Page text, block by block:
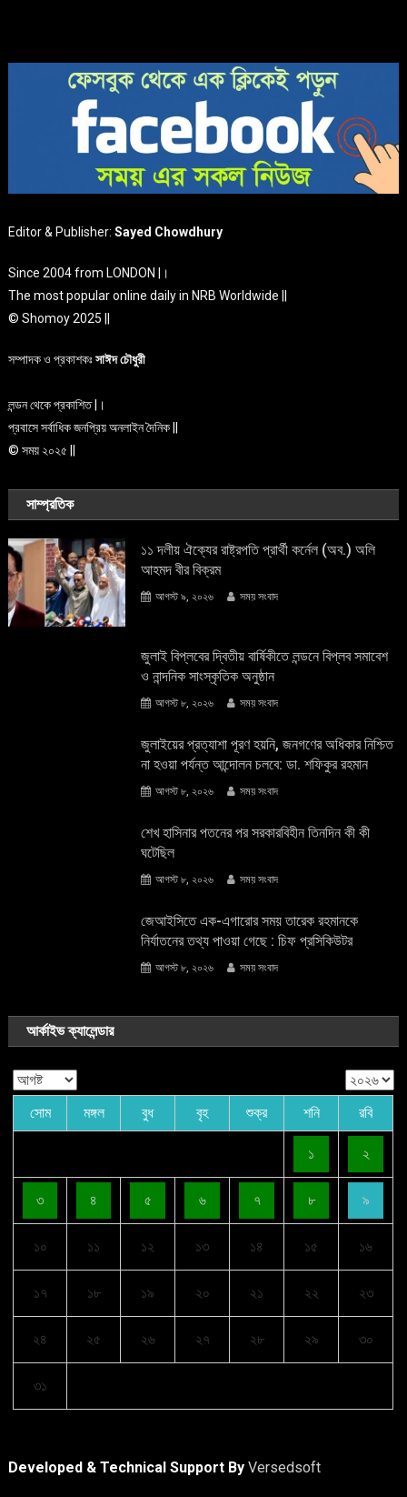
Editor & Publisher:Sayed Chowdhury
Since 2004 from LONDON |।
The most popular online daily in NRB Worldwide ||
© Shomoy 2025 ||
সম্পাদক ও প্রকাশকঃসাঈদ চৌধুরী
লন্ডন থেকে প্রকাশিত |।
প্রবাসে সর্বাধিক জনপ্রিয় অনলাইন দৈনিক ||
© সময় ২০২৫ ||
সাম্প্রতিক
১১ দলীয় ঐক্যের রাষ্ট্রপতি প্রার্থী কর্নেল (অব.) অলি
আহমদ বীর বিক্রম
আগস্ট ৯, ২০২৬ সময় সংবাদ
জুলাই বিপ্লবের দ্বিতীয় বার্ষিকীতে লন্ডনে বিপ্লব সমাবেশ
ও নান্দনিক সাংস্কৃতিক অনুষ্ঠান
আগস্ট ৮, ২০২৬ সময় সংবাদ
জুলাইয়ের প্রত্যাশা পূরণ হয়নি, জনগণের অধিকার নিশ্চিত
না হওয়া পর্যন্ত আন্দোলন চলবে: ডা. শফিকুর রহমান
আগস্ট ৮, ২০২৬ সময় সংবাদ
শেখ হাসিনার পতনের পর সরকারবিহীন তিনদিন কী কী
ঘটেছিল
আগস্ট ৮, ২০২৬ সময় সংবাদ
জেআইসিতে এক-এগারোর সময় তারেক রহমানকে
নির্যাতনের তথ্য পাওয়া গেছে : চিফ প্রসিকিউটর
আগস্ট ৮, ২০২৬ সময় সংবাদ
আর্কাইভ ক্যালেন্ডার
সোম মঙ্গল বুধ বৃহ শুক্র শনি রবি
১ ২
৩ ৪ ৫ ৬ ৭ ৮ ৯
১০ ১১ ১২ ১৩ ১৪ ১৫ ১৬
১৭ ১৮ ১৯ ২০ ২১ ২২ ২৩
২৪ ২৫ ২৬ ২৭ ২৮ ২৯ ৩০
৩১
Developed & Technical Support ByVersedsoft